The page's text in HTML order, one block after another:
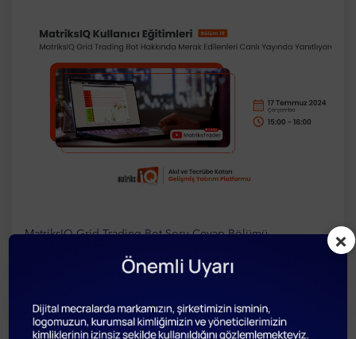
×
MatriksIQ Grid Trading Bot Soru-Cevap Bölümü
MATRIKS EĞITIM
MatriksIQ Kullanıcı Eğitimleri -